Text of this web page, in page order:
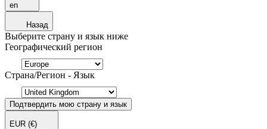
en
Назад
Выберите страну и язык ниже
Географический регион
Страна/Регион - Язык
Подтвердить мою страну и язык
EUR (€)